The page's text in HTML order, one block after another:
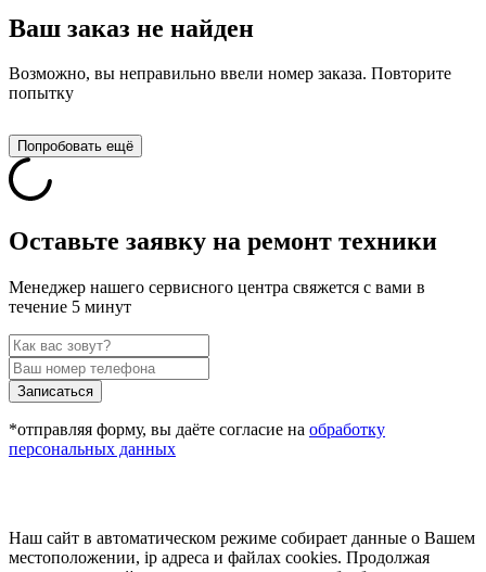
Ваш заказ не найден
Возможно, вы неправильно ввели номер заказа. Повторите
попытку
Попробовать ещё
Оставьте заявку на ремонт техники
Менеджер нашего сервисного центра свяжется с вами в
течение 5 минут
Записаться
*отправляя форму, вы даёте согласие на обработку
персональных данных
Наш сайт в автоматическом режиме собирает данные о Вашем
местоположении, ip адреса и файлах cookies. Продолжая